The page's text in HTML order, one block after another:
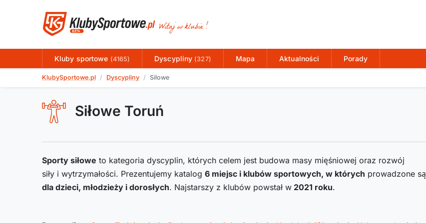
Kluby sportowe (4165) Dyscypliny (327) Mapa Aktualności Porady
KlubySportowe.pl Dyscypliny Siłowe
Siłowe Toruń
Sporty siłowe to kategoria dyscyplin, których celem jest budowa masy mięśniowej oraz rozwój
siły i wytrzymałości. Prezentujemy katalog 6 miejsc i klubów sportowych, w których prowadzone są
dla dzieci, młodzieży i dorosłych. Najstarszy z klubów powstał w 2021 roku.